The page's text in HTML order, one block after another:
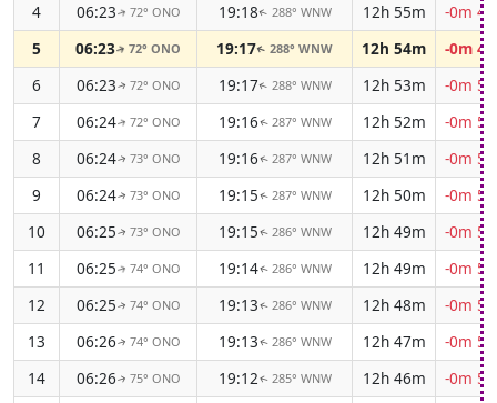
4
06:23↑ 72° ONO 19:18↑ 288° WNW 12h 55m
-0m
5
06:23↑72° ONO 19:17↑288° WNW 12h 54m
-0m
6
06:23↑ 72° ONO 19:17↑ 288° WNW 12h 53m
-0m
7
06:24↑ 72° ONO 19:16↑ 287° WNW 12h 52m
-0m
8
06:24↑ 73° ONO 19:16↑ 287° WNW 12h 51m
-0m
9
06:24↑ 73° ONO 19:15↑ 287° WNW 12h 50m
-0m
10
06:25↑ 73° ONO 19:15↑ 286° WNW 12h 49m
-0m
11
06:25↑ 74° ONO 19:14↑ 286° WNW 12h 49m
-0m
12
06:25↑ 74° ONO 19:13↑ 286° WNW 12h 48m
-0m
13
06:26↑ 74° ONO 19:13↑ 286° WNW 12h 47m
-0m
14
06:26↑ 75° ONO 19:12↑ 285° WNW 12h 46m
-0m